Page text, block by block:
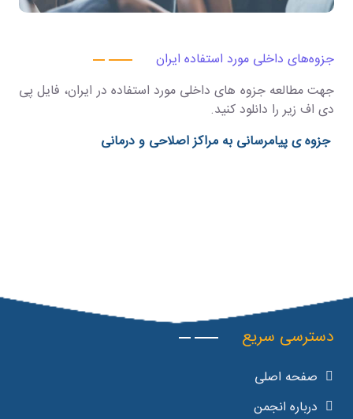
جزوه‌های داخلی مورد استفاده ایران
جهت مطالعه جزوه های داخلی مورد استفاده در ایران، فایل پی
دی اف زیر را دانلود کنید.
جزوه ی پیامرسانی به مراکز اصلاحی و درمانی
دسترسی سریع
صفحه اصلی
درباره انجمن